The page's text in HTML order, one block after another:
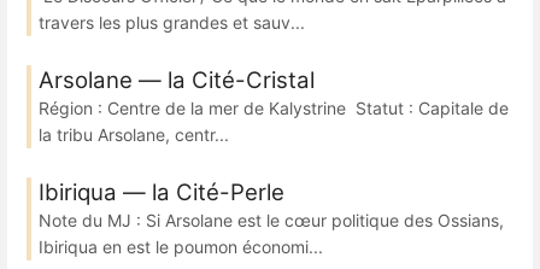
travers les plus grandes et sauv...
Arsolane — la Cité-Cristal
Région : Centre de la mer de Kalystrine Statut : Capitale de
la tribu Arsolane, centr...
Ibiriqua — la Cité-Perle
Note du MJ : Si Arsolane est le cœur politique des Ossians,
Ibiriqua en est le poumon économi...